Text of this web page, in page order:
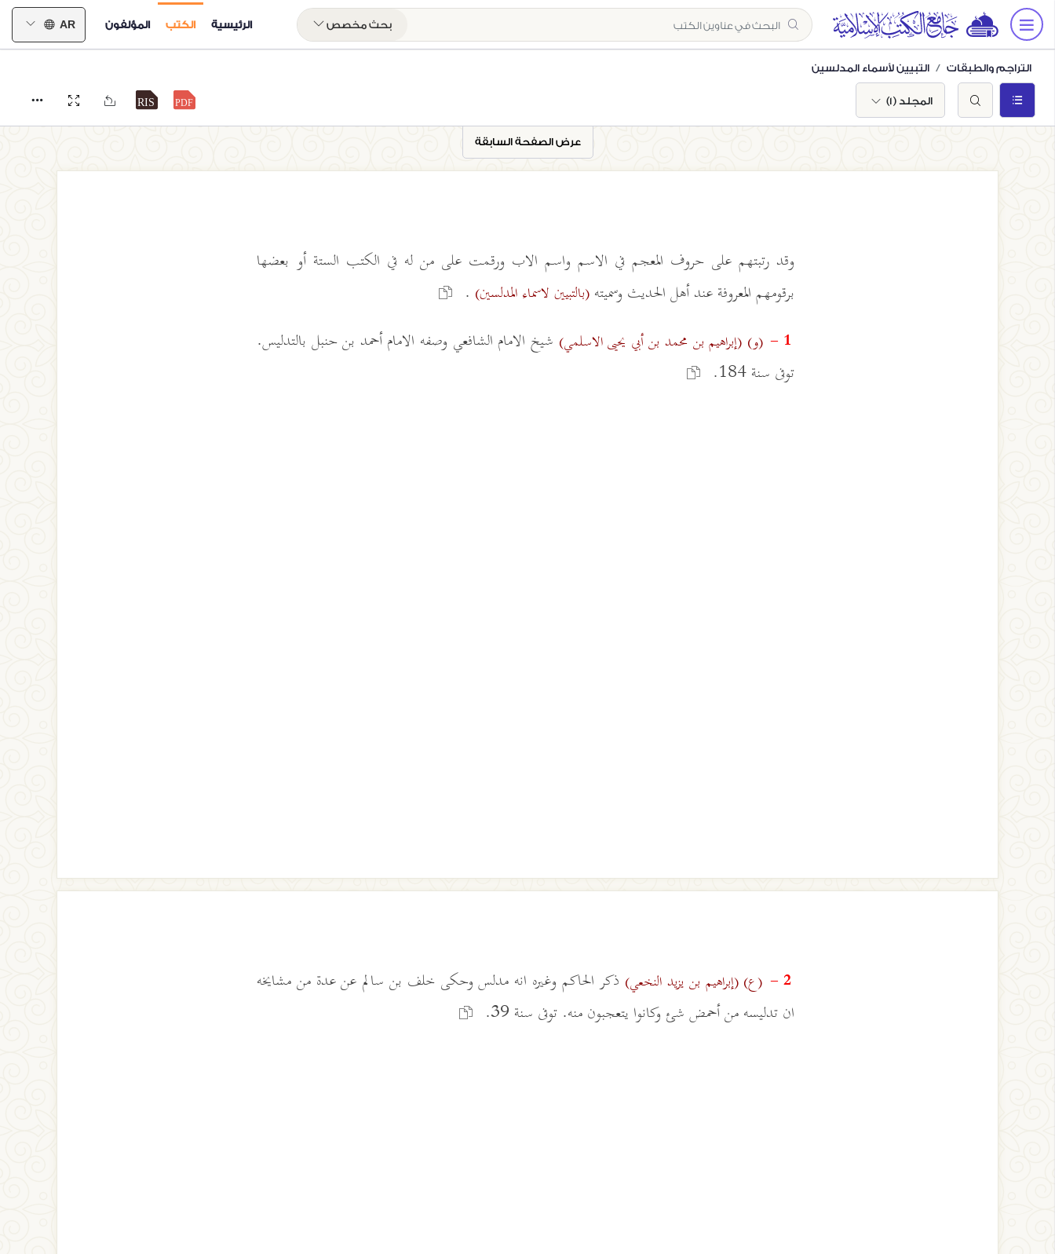
بحث مخصص الرئيسية الكتب المؤلفون AR
التراجم والطبقات التبيين لأسماء المدلسين
المجلد (1)
عرض الصفحة السابقة
وقد رتبتهم على حروف المعجم في الاسم واسم الاب ورقمت على من له في الكتب الستة أو بعضها
برقومهم المعروفة عند أهل الحديث وسميته(بالتبيين لاسماء المدلسين) .
1 - (و) (إبراهيم بن محمد بن أبي يحيى الاسلمي) شيخ الامام الشافعي وصفه الامام أحمد بن حنبل بالتدليس.
توفى سنة 184.
2 - (ع) (إبراهيم بن يزيد النخعي) ذكر الحاكم وغيره انه مدلس وحكى خلف بن سالم عن عدة من مشايخه
ان تدليسه من أحمض شئ وكانوا يتعجبون منه. توفى سنة 39.